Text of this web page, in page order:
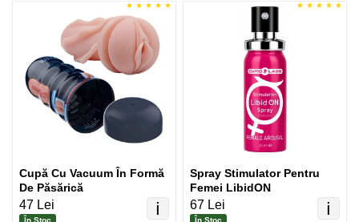
ℹ️
Cupă Cu Vacuum În Formă
De Păsărică
47 Lei
În Stoc
ℹ️
Spray Stimulator Pentru
Femei LibidON
67 Lei
În Stoc